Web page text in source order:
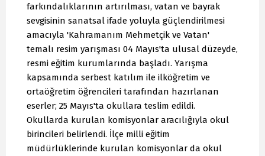
farkındalıklarının artırılması, vatan ve bayrak
sevgisinin sanatsal ifade yoluyla güçlendirilmesi
amacıyla 'Kahramanım Mehmetçik ve Vatan'
temalı resim yarışması 04 Mayıs'ta ulusal düzeyde,
resmi eğitim kurumlarında başladı. Yarışma
kapsamında serbest katılım ile ilköğretim ve
ortaöğretim öğrencileri tarafından hazırlanan
eserler; 25 Mayıs'ta okullara teslim edildi.
Okullarda kurulan komisyonlar aracılığıyla okul
birincileri belirlendi. İlçe milli eğitim
müdürlüklerinde kurulan komisyonlar da okul